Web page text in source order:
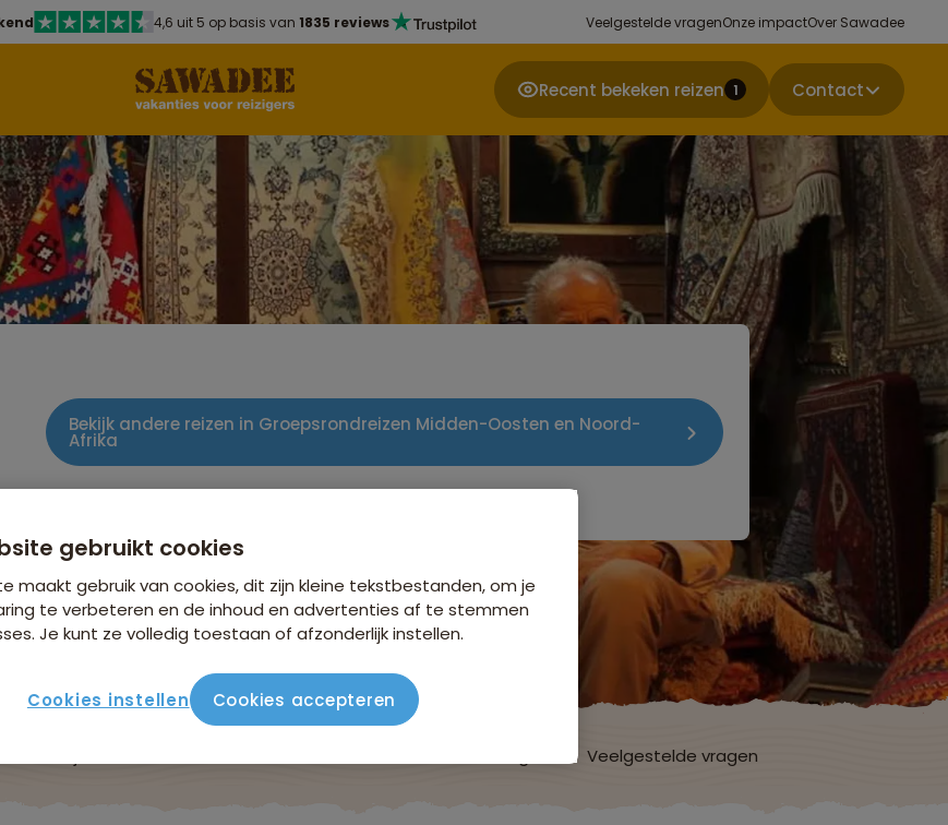
4,6 uit 5 op basis van 1835 reviews Veelgestelde vragenOnze impactOver Sawadee
Recent bekeken reizen 1 Contact
Bekijk andere reizen in Groepsrondreizen Midden-Oosten en Noord-
Afrika
Veelgestelde vragen
gebruikt cookies
maakt gebruik van cookies, dit zijn kleine tekstbestanden, om je
te verbeteren en de inhoud en advertenties af te stemmen
Je kunt ze volledig toestaan of afzonderlijk instellen.
Cookies instellen Cookies accepteren